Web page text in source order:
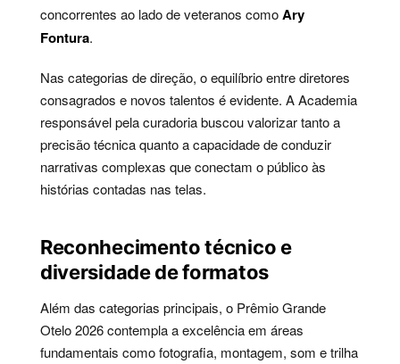
concorrentes ao lado de veteranos comoAry
Fontura.
Nas categorias de direção, o equilíbrio entre diretores
consagrados e novos talentos é evidente. A Academia
responsável pela curadoria buscou valorizar tanto a
precisão técnica quanto a capacidade de conduzir
narrativas complexas que conectam o público às
histórias contadas nas telas.
Reconhecimento técnico e
diversidade de formatos
Além das categorias principais, o Prêmio Grande
Otelo 2026 contempla a excelência em áreas
fundamentais como fotografia, montagem, som e trilha